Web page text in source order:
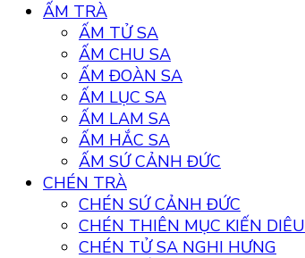
ẤM TRÀ
ẤM TỬ SA
ẤM CHU SA
ẤM ĐOÀN SA
ẤM LỤC SA
ẤM LAM SA
ẤM HẮC SA
ẤM SỨ CẢNH ĐỨC
CHÉN TRÀ
CHÉN SỨ CẢNH ĐỨC
CHÉN THIÊN MỤC KIẾN DIÊU
CHÉN TỬ SA NGHI HƯNG